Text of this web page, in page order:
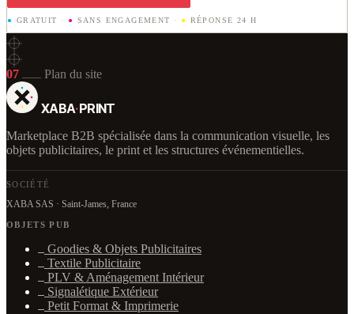
● GRATUIT · ● SANS ENGAGEMENT · ● RÉPONSE 24 H
07 Plan du site
XABA·PRINT
Marketplace B2B spécialisée dans la communication visuelle, les
objets publicitaires, le print et les structures événementielles.
SOCIÉTÉ
XABA SAS · Saint-James, France
OBJETS PUB
Goodies & Objets Publicitaires
Textile Publicitaire
PLV & Aménagement Intérieur
Signalétique Extérieur
Petit Format & Imprimerie